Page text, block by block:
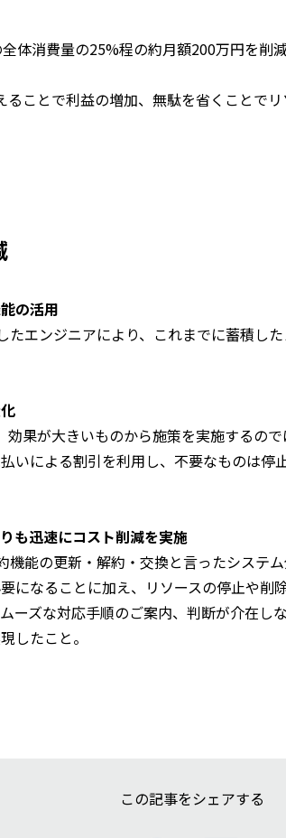
体消費量の25%程の約月額200万円を削
ことで利益の増加、無駄を省くことで
の活用
たエンジニアにより、これまでに蓄積し
効果が大きいものから施策を実施するの
いによる割引を利用し、不要なものは
も迅速にコスト削減を実施
機能の更新・解約・交換と言ったシステ
になることに加え、リソースの停止や
ーズな対応手順のご案内、判断が介在
したこと。
この記事をシェアする